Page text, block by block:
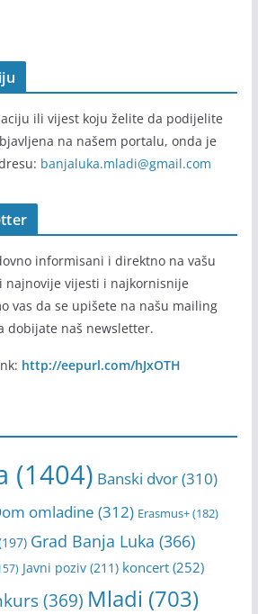
ili vijest koju želite da podijelite
na našem portalu, onda je
banjaluka.mladi@gmail.com
informisani i direktno na vašu
vijesti i najkornisnije
vas da se upišete na našu mailing
dobijate naš newsletter.
http://eepurl.com/hJxOTH
(1404) Banski dvor(310)
omladine (312) Erasmus+(182)
Grad Banja Luka (366)
Javni poziv(211) koncert(252)
(369) Mladi (703)